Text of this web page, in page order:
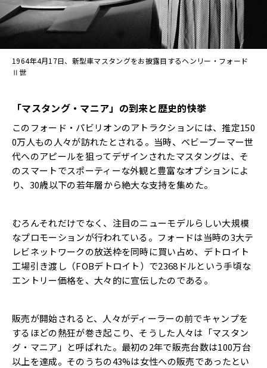
1964年4月17日、新型車マスタングをお披露目するヘンリー・フォード
Ⅱ世
「マスタング・マニア」の到来と歴史的快挙
このフォード・パビリオンのアトラクションには、推定150
0万人もの人々が訪れたとされる。当時、ベビーブーマー世
代へのアピールを狙ってデザインされたマスタングは、そ
のスマートでスポーティーな外観と豊富なオプションによ
り、30歳以下の若年層から絶大な支持を集めた。
むろんそれだけでなく、注目のニューモデルらしい大規模
なプロモーションが行われている。フォードは当時の3大テ
レビネットワークの放送枠を同時に買い占め、デトロイト
工場引き渡し（FOBデトロイト）で2368ドルという手頃な
エントリー価格を、大々的に宣伝したのである。
販売が開始されると、人々がディーラーの前でキャンプを
するほどの熱狂が巻き起こり、そうした人々は「マスタン
グ・マニア」と呼ばれた。最初の2年で販売台数は100万台
以上を達成。そのうちの43%は女性への販売であったとい